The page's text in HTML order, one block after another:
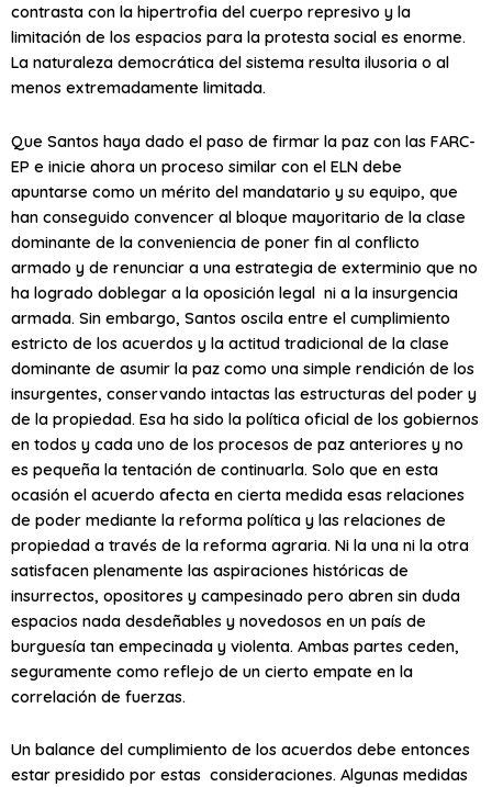
contrasta con la hipertrofia del cuerpo represivo y la
limitación de los espacios para la protesta social es enorme.
La naturaleza democrática del sistema resulta ilusoria o al
menos extremadamente limitada.
Que Santos haya dado el paso de firmar la paz con las FARC-
EP e inicie ahora un proceso similar con el ELN debe
apuntarse como un mérito del mandatario y su equipo, que
han conseguido convencer al bloque mayoritario de la clase
dominante de la conveniencia de poner fin al conflicto
armado y de renunciar a una estrategia de exterminio que no
ha logrado doblegar a la oposición legal ni a la insurgencia
armada. Sin embargo, Santos oscila entre el cumplimiento
estricto de los acuerdos y la actitud tradicional de la clase
dominante de asumir la paz como una simple rendición de los
insurgentes, conservando intactas las estructuras del poder y
de la propiedad. Esa ha sido la política oficial de los gobiernos
en todos y cada uno de los procesos de paz anteriores y no
es pequeña la tentación de continuarla. Solo que en esta
ocasión el acuerdo afecta en cierta medida esas relaciones
de poder mediante la reforma política y las relaciones de
propiedad a través de la reforma agraria. Ni la una ni la otra
satisfacen plenamente las aspiraciones históricas de
insurrectos, opositores y campesinado pero abren sin duda
espacios nada desdeñables y novedosos en un país de
burguesía tan empecinada y violenta. Ambas partes ceden,
seguramente como reflejo de un cierto empate en la
correlación de fuerzas.
Un balance del cumplimiento de los acuerdos debe entonces
estar presidido por estas consideraciones. Algunas medidas